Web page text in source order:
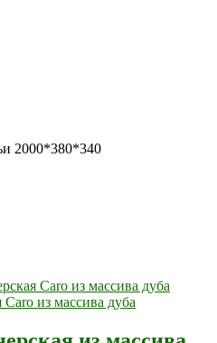
2000*380*340